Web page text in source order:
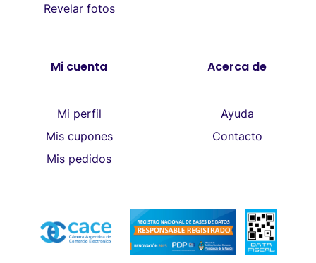
Revelar fotos
Mi cuenta
Mi perfil
Mis cupones
Mis pedidos
Acerca de
Ayuda
Contacto